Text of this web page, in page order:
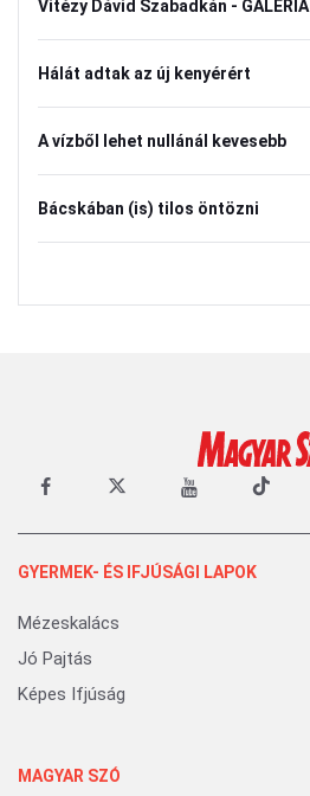
Vitézy Dávid Szabadkán - GALÉRIA
Hálát adtak az új kenyérért
A vízből lehet nullánál kevesebb
Bácskában (is) tilos öntözni
GYERMEK- ÉS IFJÚSÁGI LAPOK
Mézeskalács
Jó Pajtás
Képes Ifjúság
MAGYAR SZÓ